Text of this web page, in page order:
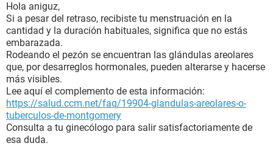
Hola aniguz,
Si a pesar del retraso, recibiste tu menstruación en la
cantidad y la duración habituales, significa que no estás
embarazada.
Rodeando el pezón se encuentran las glándulas areolares
que, por desarreglos hormonales, pueden alterarse y hacerse
más visibles.
Lee aquí el complemento de esta información:
https://salud.ccm.net/faq/19904-glandulas-areolares-o-
tuberculos-de-montgomery
Consulta a tu ginecólogo para salir satisfactoriamente de
esa duda.